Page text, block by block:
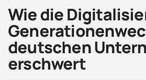
Wie die
deutschen
erschwert